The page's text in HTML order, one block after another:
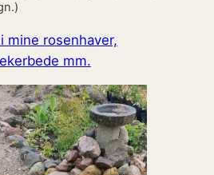
mine rosenhaver,
mm.